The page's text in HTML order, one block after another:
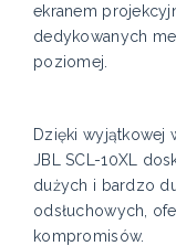
ekranem
dedykowanych
poziomej.
Dzięki wyjątkowej
JBL SCL-10XL
dużych i bardzo
odsłuchowych,
kompromisów.